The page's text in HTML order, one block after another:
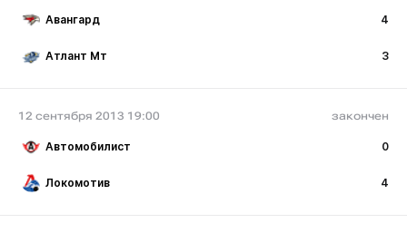
Авангард 4
Атлант Мт 3
12 сентября 2013 19:00 закончен
Автомобилист 0
Локомотив 4